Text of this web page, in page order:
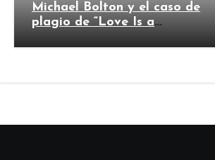
Michael Bolton y el caso de
plagio de “Love Is a